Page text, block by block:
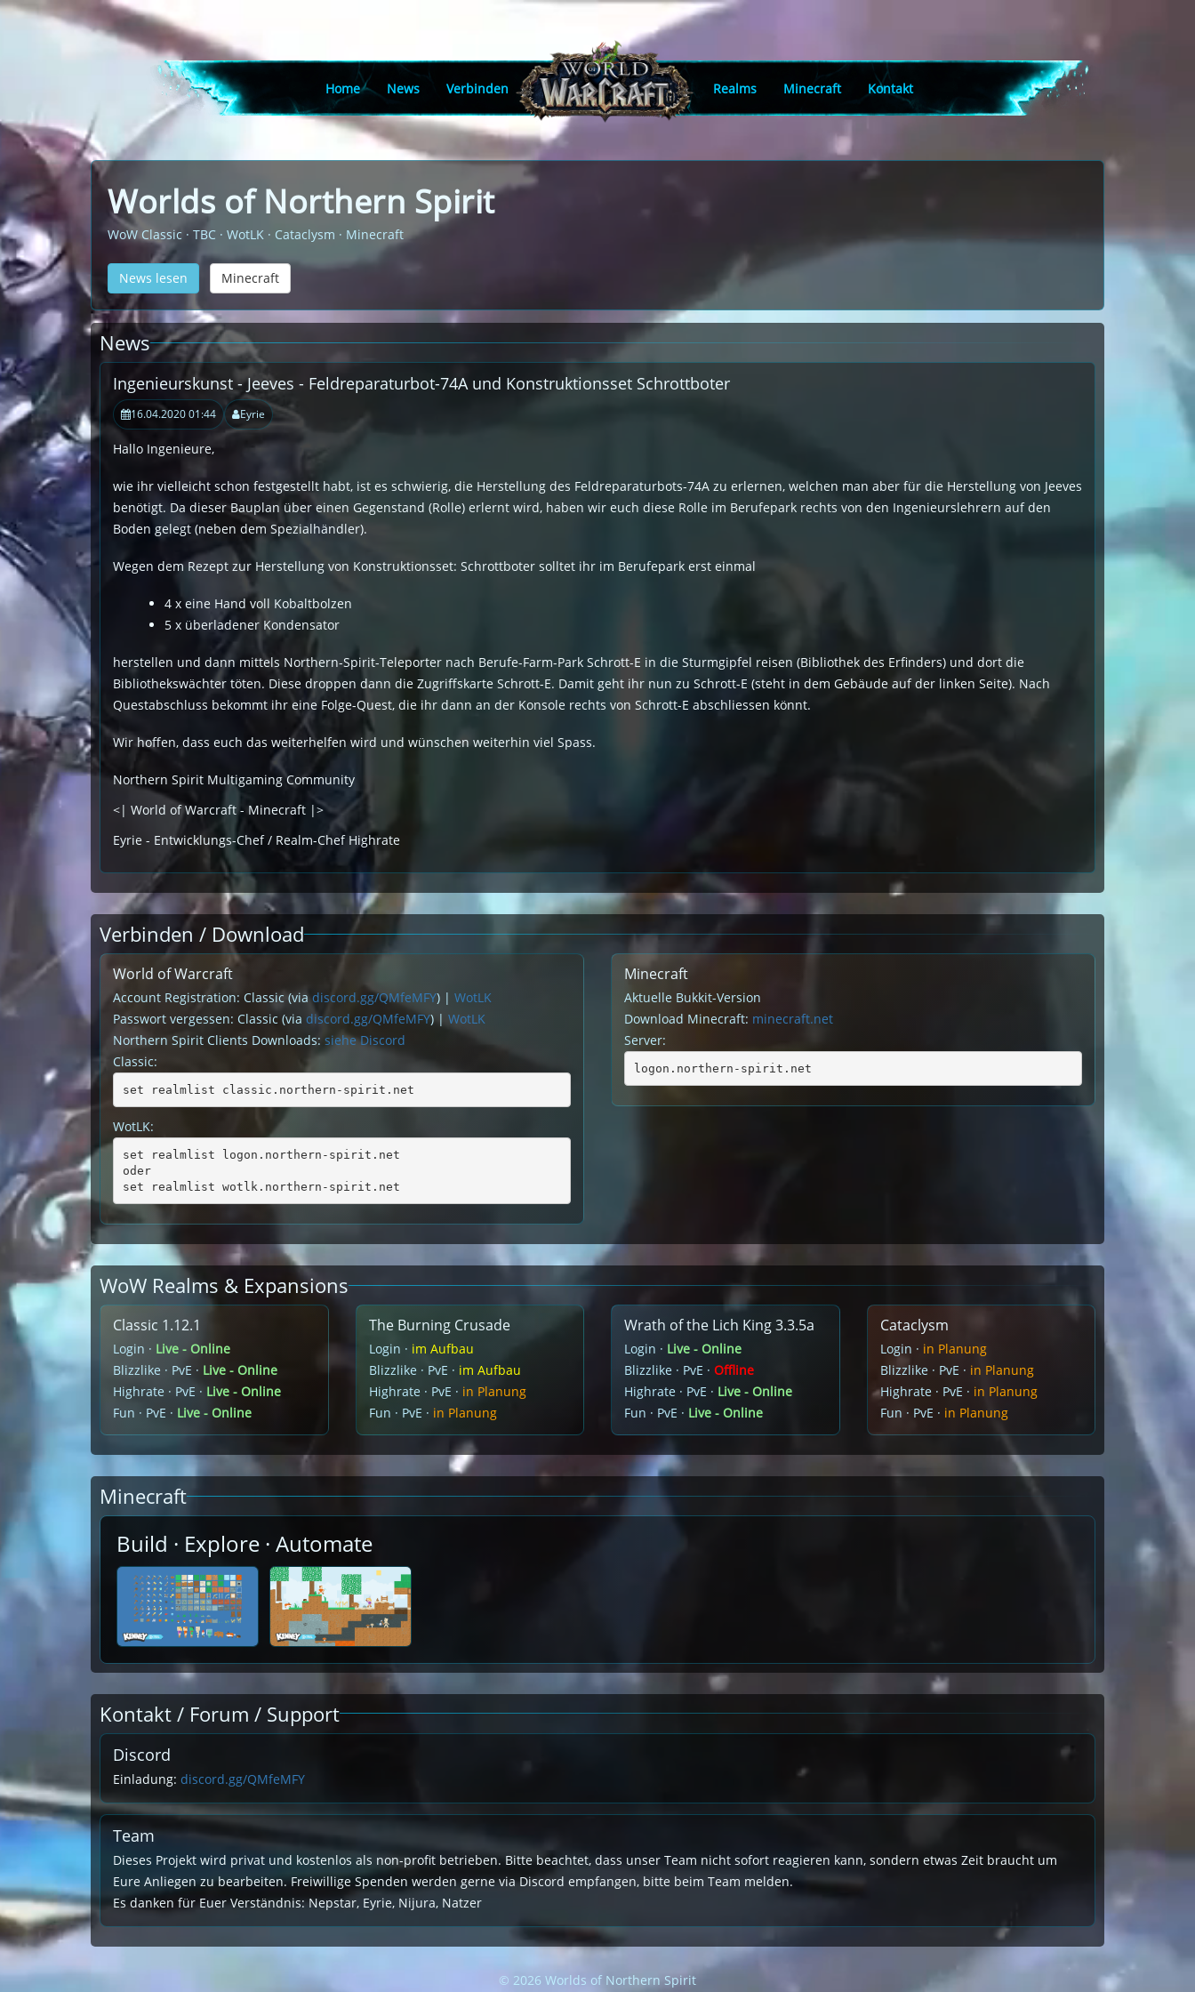
Home News Verbinden Realms Minecraft Kontakt
Worlds of Northern Spirit
WoW Classic · TBC · WotLK · Cataclysm · Minecraft
News lesen Minecraft
News
Ingenieurskunst - Jeeves - Feldreparaturbot-74A und Konstruktionsset Schrottboter
16.04.2020 01:44 Eyrie
Hallo Ingenieure,
wie ihr vielleicht schon festgestellt habt, ist es schwierig, die Herstellung des Feldreparaturbots-74A zu erlernen, welchen man aber für die Herstellung von Jeeves
benötigt. Da dieser Bauplan über einen Gegenstand (Rolle) erlernt wird, haben wir euch diese Rolle im Berufepark rechts von den Ingenieurslehrern auf den
Boden gelegt (neben dem Spezialhändler).
Wegen dem Rezept zur Herstellung von Konstruktionsset: Schrottboter solltet ihr im Berufepark erst einmal
4 x eine Hand voll Kobaltbolzen
5 x überladener Kondensator
herstellen und dann mittels Northern-Spirit-Teleporter nach Berufe-Farm-Park Schrott-E in die Sturmgipfel reisen (Bibliothek des Erfinders) und dort die
Bibliothekswächter töten. Diese droppen dann die Zugriffskarte Schrott-E. Damit geht ihr nun zu Schrott-E (steht in dem Gebäude auf der linken Seite). Nach
Questabschluss bekommt ihr eine Folge-Quest, die ihr dann an der Konsole rechts von Schrott-E abschliessen könnt.
Wir hoffen, dass euch das weiterhelfen wird und wünschen weiterhin viel Spass.
Northern Spirit Multigaming Community
<| World of Warcraft - Minecraft |>
Eyrie - Entwicklungs-Chef / Realm-Chef Highrate
Verbinden / Download
World of Warcraft
Account Registration: Classic (viadiscord.gg/QMfeMFY) | WotLK
Passwort vergessen: Classic (via discord.gg/QMfeMFY) | WotLK
Northern Spirit Clients Downloads: siehe Discord
Classic:
set realmlist classic.northern-spirit.net
WotLK:
set realmlist logon.northern-spirit.net
oder
set realmlist wotlk.northern-spirit.net
Minecraft
Aktuelle Bukkit-Version
Download Minecraft: minecraft.net
Server:
logon.northern-spirit.net
WoW Realms & Expansions
Classic 1.12.1
Login · Live - Online
Blizzlike · PvE · Live - Online
Highrate · PvE · Live - Online
Fun · PvE · Live - Online
The Burning Crusade
Login · im Aufbau
Blizzlike · PvE · im Aufbau
Highrate · PvE · in Planung
Fun · PvE · in Planung
Wrath of the Lich King 3.3.5a
Login · Live - Online
Blizzlike · PvE · Offline
Highrate · PvE · Live - Online
Fun · PvE · Live - Online
Cataclysm
Login · in Planung
Blizzlike · PvE · in Planung
Highrate · PvE · in Planung
Fun · PvE · in Planung
Minecraft
Build · Explore · Automate
Kontakt / Forum / Support
Discord
Einladung: discord.gg/QMfeMFY
Team
Dieses Projekt wird privat und kostenlos als non-profit betrieben. Bitte beachtet, dass unser Team nicht sofort reagieren kann, sondern etwas Zeit braucht um
Eure Anliegen zu bearbeiten. Freiwillige Spenden werden gerne via Discord empfangen, bitte beim Team melden.
Es danken für Euer Verständnis: Nepstar, Eyrie, Nijura, Natzer
© 2026 Worlds of Northern Spirit